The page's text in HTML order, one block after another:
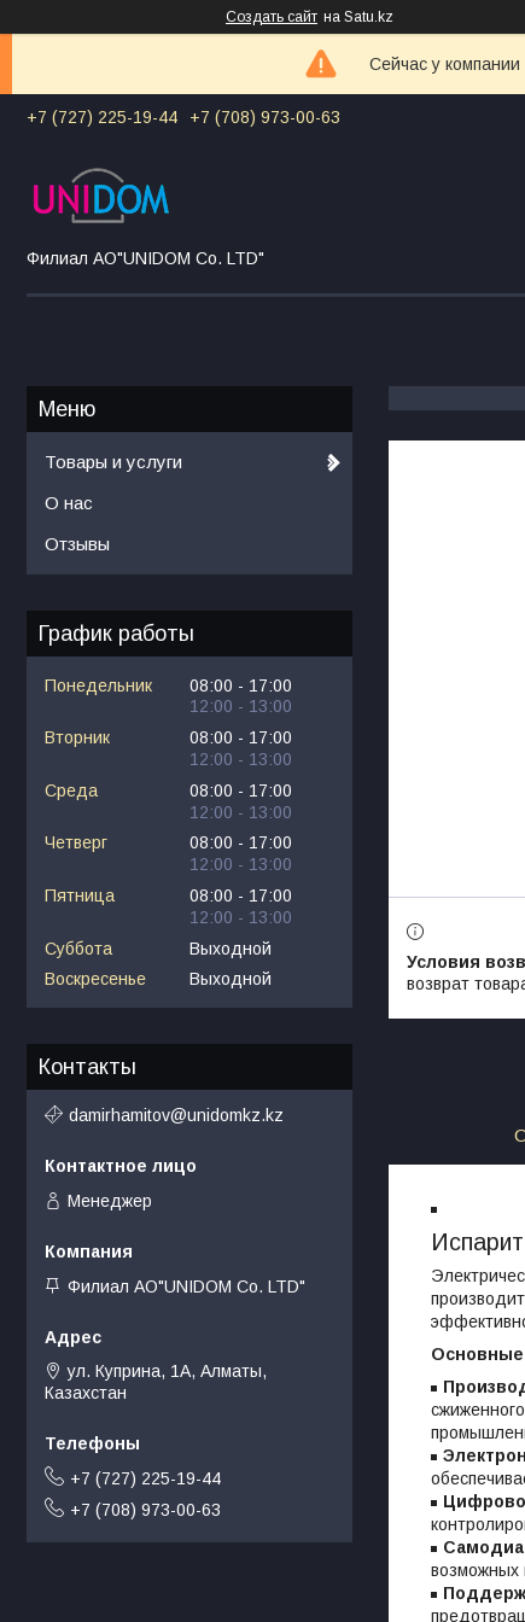
Создать сайт на Satu.kz
Сейчас у
+7 (727) 225-19-44 +7 (708) 973-00-63
Филиал АО"UNIDOM Co. LTD"
возврат
Основные
возможных
Товары и услуги
О нас
Отзывы
График работы
Понедельник 08:00
17:00
12:00
13:00
Вторник
08:00
17:00
12:00
13:00
Среда
08:00
17:00
12:00
13:00
Четверг
08:00
17:00
12:00
13:00
Пятница
08:00
17:00
12:00
13:00
Суббота
Выходной
Воскресенье
Выходной
Контакты
damirhamitov@unidomkz.kz
Менеджер
Филиал АО"UNIDOM Co. LTD"
ул. Куприна, 1А, Алматы,
Казахстан
+7 (727) 225-19-44
+7 (708) 973-00-63